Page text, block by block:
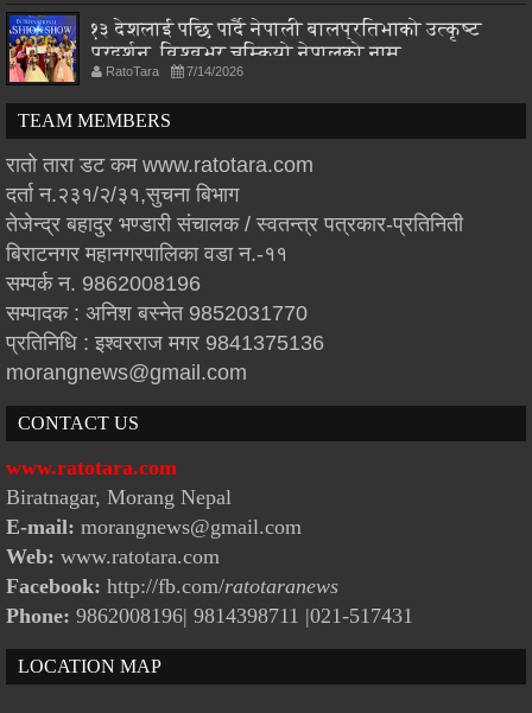
१३ देशलाई पछि पार्दै नेपाली बालप्रतिभाको उत्कृष्ट
प्रदर्शन, विश्वभर चम्कियो नेपालको नाम
RatoTara 7/14/2026
TEAM MEMBERS
रातो तारा डट कम www.ratotara.com
दर्ता न.२३१/२/३१,सुचना बिभाग
तेजेन्द्र बहादुर भण्डारी संचालक / स्वतन्त्र पत्रकार-प्रतिनिती
बिराटनगर महानगरपालिका वडा न.-११
सम्पर्क न. 9862008196
सम्पादक : अनिश बस्नेत 9852031770
प्रतिनिधि : इश्वरराज मगर 9841375136
morangnews@gmail.com
CONTACT US
www.ratotara.com
Biratnagar, Morang Nepal
E-mail: morangnews@gmail.com
Web: www.ratotara.com
Facebook: http://fb.com/ratotaranews
Phone: 9862008196| 9814398711 |021-517431
LOCATION MAP